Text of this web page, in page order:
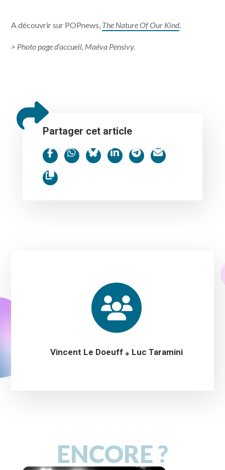
A découvrir sur POPnews, The Nature Of Our Kind.
> Photo page d’accueil, Maéva Pensivy.
Partager cet article
Vincent Le Doeuff Luc Taramini
ENCORE ?